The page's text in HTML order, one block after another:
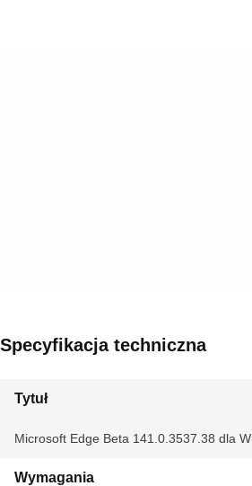
Specyfikacja techniczna
Tytuł
Microsoft Edge Beta 141.0.3537.38 dla
Wymagania